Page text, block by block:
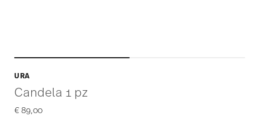
URA
Candela 1 pz
€ 89,00